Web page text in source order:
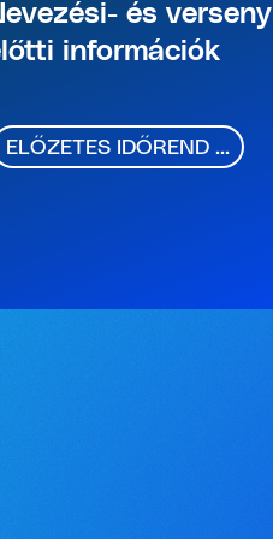
és verseny
információk
ELŐZETES IDŐREND ...